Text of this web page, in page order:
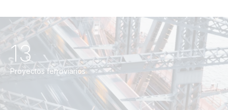
13
Proyectos ferroviarios